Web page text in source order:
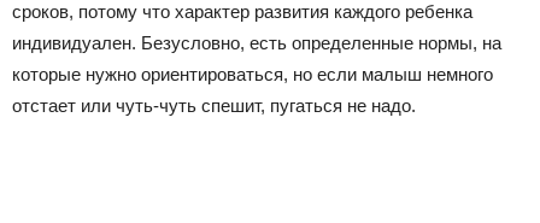
сроков, потому что характер развития каждого ребенка
индивидуален. Безусловно, есть определенные нормы, на
которые нужно ориентироваться, но если малыш немного
отстает или чуть-чуть спешит, пугаться не надо.